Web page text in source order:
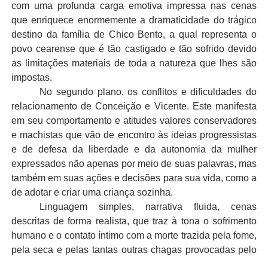
com uma profunda carga emotiva impressa nas cenas
que enriquece enormemente a dramaticidade do trágico
destino da família de Chico Bento, a qual representa o
povo cearense que é tão castigado e tão sofrido devido
as limitações materiais de toda a natureza que lhes são
impostas.
No segundo plano, os conflitos e dificuldades do
relacionamento de Conceição e Vicente. Este manifesta
em seu comportamento e atitudes valores conservadores
e machistas que vão de encontro às ideias progressistas
e de defesa da liberdade e da autonomia da mulher
expressados não apenas por meio de suas palavras, mas
também em suas ações e decisões para sua vida, como a
de adotar e criar uma criança sozinha.
Linguagem simples, narrativa fluida, cenas
descritas de forma realista, que traz à tona o sofrimento
humano e o contato íntimo com a morte trazida pela fome,
pela seca e pelas tantas outras chagas provocadas pelo